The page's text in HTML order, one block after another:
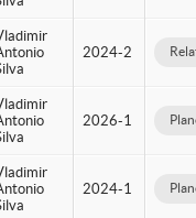
2024-2
2026-1
2024-1